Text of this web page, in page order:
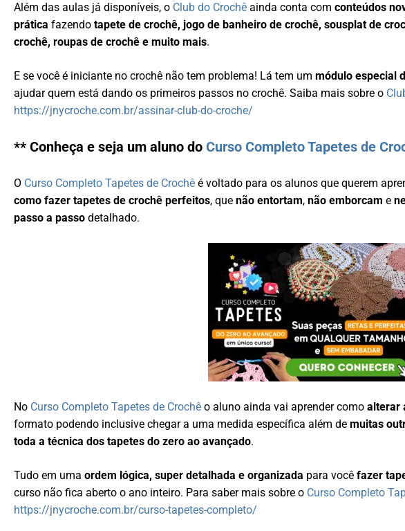
Além das aulas já disponíveis, o Club do Crochê ainda conta comconteúdos
prática fazendotapete de crochê, jogo de banheiro de crochê, sousplat de
crochê, roupas de crochê e muito mais.
E se você é iniciante no crochê não tem problema! Lá tem ummódulo especial
ajudar quem está dando os primeiros passos no crochê. Saiba mais sobre o
https://jnycroche.com.br/assinar-club-do-croche/
** Conheça e seja um aluno doCurso Completo Tapetes de
O Curso Completo Tapetes de Crochê é voltado para os alunos que querem
como fazer tapetes de crochê perfeitos, quenão entortam,não emborcam e
passo a passo detalhado.
No Curso Completo Tapetes de Crochê o aluno ainda vai aprender comoalterar
formato podendo inclusive chegar a uma medida específica além demuitas
toda a técnica dos tapetes do zero ao avançado.
Tudo em umaordem lógica, super detalhada e organizada para vocêfazer
curso não fica aberto o ano inteiro. Para saber mais sobre o Curso Completo
https://jnycroche.com.br/curso-tapetes-completo/